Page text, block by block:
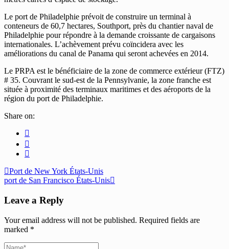
Le port de Philadelphie prévoit de construire un terminal à
conteneurs de 60,7 hectares, Southport, près du chantier naval de
Philadelphie pour répondre à la demande croissante de cargaisons
internationales. L’achèvement prévu coïncidera avec les
améliorations du canal de Panama qui seront achevées en 2014.
Le PRPA est le bénéficiaire de la zone de commerce extérieur (FTZ)
# 35. Couvrant le sud-est de la Pennsylvanie, la zone franche est
située à proximité des terminaux maritimes et des aéroports de la
région du port de Philadelphie.
Share on:
Port de New York États-Unis
port de San Francisco États-Unis
Leave a Reply
Your email address will not be published. Required fields are
marked *